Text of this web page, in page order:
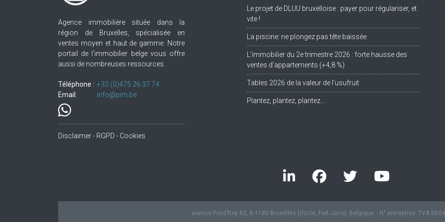
Agence immobilière située dans la
région de Bruxelles, spécialisée en
ventes moyen et haut de gamme. Notre
portail de l'immobilier belge vous offre
aussi de nombreuses ressources.
Téléphone : +32.(0)475 26 37 74
Email:
info@pim.be
Disclaimer - RGPD - Cookies
Le projet de DLUU bruxelloise : payer pour régulariser, et
vite !
La piscine: ne plongez pas tête baissée
L’immobilier du 2e trimestre 2026 : forte hausse des
ventes d’appartements (+4,8 %)
Tables 2026 de la valeur de l’usufruit
Plantez, plantez, plantez…
avenue Fond’Roy 82, B-1180 Bruxelles (Uccle, Fort-Jaco), Belgique. - N° entreprise: TVA